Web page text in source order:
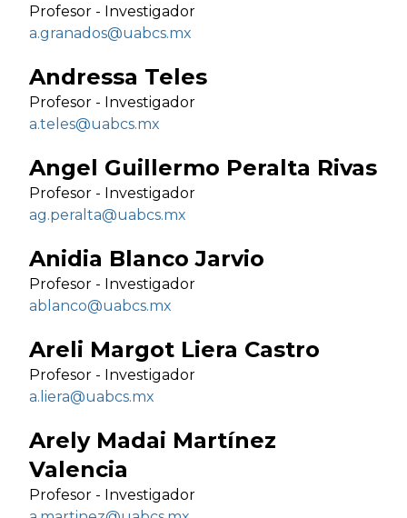
Profesor - Investigador
a.granados@uabcs.mx
Andressa Teles
Profesor - Investigador
a.teles@uabcs.mx
Angel Guillermo Peralta Rivas
Profesor - Investigador
ag.peralta@uabcs.mx
Anidia Blanco Jarvio
Profesor - Investigador
ablanco@uabcs.mx
Areli Margot Liera Castro
Profesor - Investigador
a.liera@uabcs.mx
Arely Madai Martínez
Valencia
Profesor - Investigador